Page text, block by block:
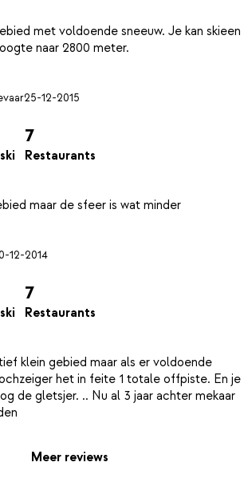
met voldoende sneeuw. Je kan skieen
25-12-2015
7
Restaurants
12-2014
7
Restaurants
klein gebied maar als er voldoende
het in feite 1 totale offpiste. En je
de gletsjer. .. Nu al 3 jaar achter mekaar
Meer reviews